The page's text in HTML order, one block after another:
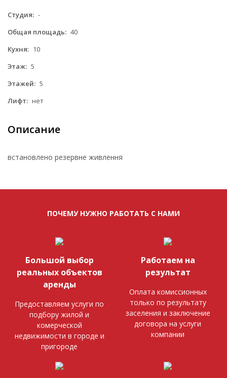
Студия: -
Общая площадь: 40
Кухня: 10
Этаж: 5
Этажей: 5
Лифт: нет
Описание
встановлено резервне живлення
ПОЧЕМУ НУЖНО РАБОТАТЬ С НАМИ
Большой выбор
реальных объектов
аренды
Предоставляем услуги по
подбору жилой и
комерческой
недвижимости в городе и
пригороде
Работаем на
результат
Оплата комиссионных
только по результату
заселения и заключение
договора на услуги
компании